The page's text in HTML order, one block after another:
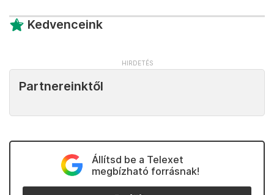
Kedvenceink
Partnereinktől
Állítsd be a Telexet
megbízható forrásnak!